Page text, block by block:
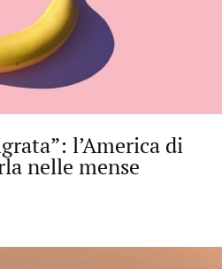
l’America di
nelle mense